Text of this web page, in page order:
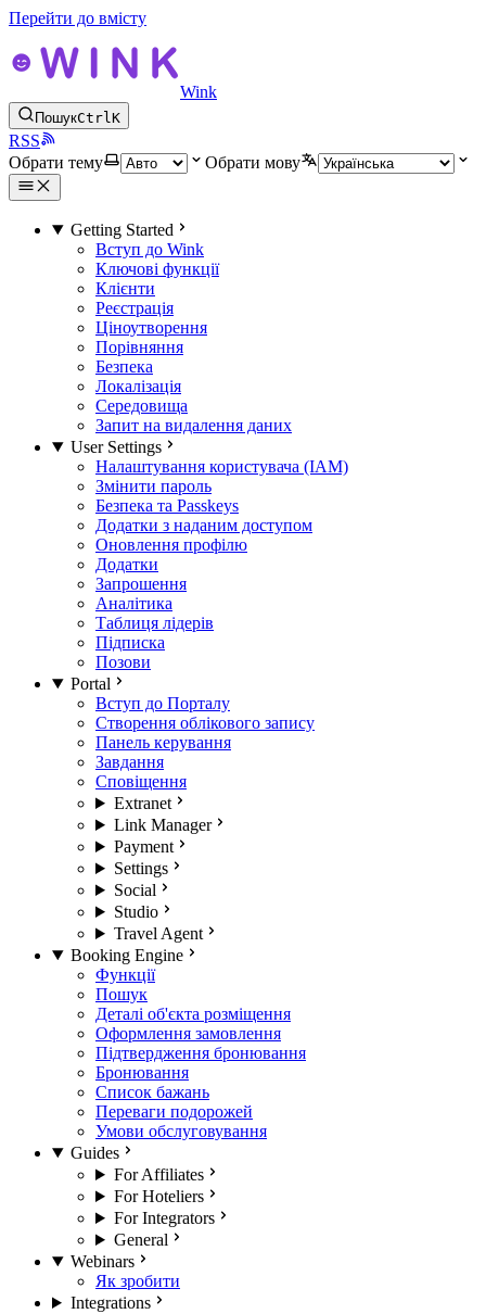
Перейти до вмісту
Wink
ПошукCtrlK
RSS
Обрати тему
Обрати мову
Getting Started
Вступ до Wink
Ключові функції
Клієнти
Реєстрація
Ціноутворення
Порівняння
Безпека
Локалізація
Середовища
Запит на видалення даних
User Settings
Налаштування користувача (IAM)
Змінити пароль
Безпека та Passkeys
Додатки з наданим доступом
Оновлення профілю
Додатки
Запрошення
Аналітика
Таблиця лідерів
Підписка
Позови
Portal
Вступ до Порталу
Створення облікового запису
Панель керування
Завдання
Сповіщення
Extranet
Link Manager
Payment
Settings
Social
Studio
Travel Agent
Booking Engine
Функції
Пошук
Деталі об'єкта розміщення
Оформлення замовлення
Підтвердження бронювання
Бронювання
Список бажань
Переваги подорожей
Умови обслуговування
Guides
For Affiliates
For Hoteliers
For Integrators
General
Webinars
Як зробити
Integrations